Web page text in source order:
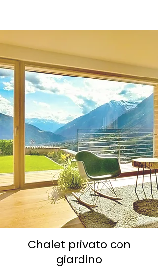
Chalet privato con
giardino